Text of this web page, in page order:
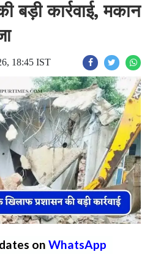
बड़ी कार्रवाई, मकान
18:45 IST
on WhatsApp